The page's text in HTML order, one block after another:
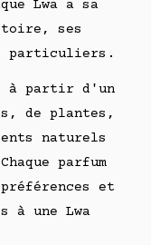
Lwa a sa
ses
particuliers.
à partir d'un
de plantes,
naturels
parfum
et
à une Lwa